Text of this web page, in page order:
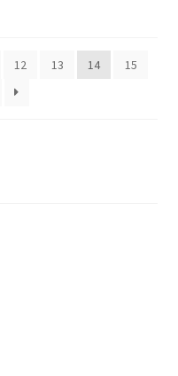
12 13 14
15